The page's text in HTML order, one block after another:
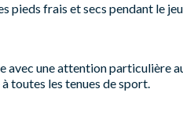
pieds frais et secs pendant le
une attention particulière
toutes les tenues de sport.